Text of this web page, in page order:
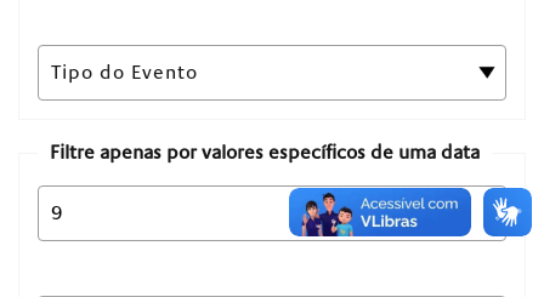
Filtre apenas por valores específicos de uma data